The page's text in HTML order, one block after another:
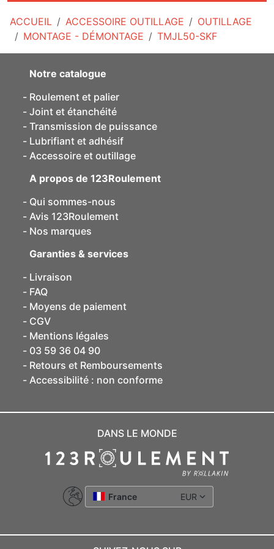
ACCUEIL ACCESSOIRE OUTILLAGE
OUTILLAGE
MONTAGE - DÉMONTAGE
TMJL50-SKF
Notre catalogue
Roulement et palier
Joint et étanchéité
Transmission de puissance
Lubrifiant et adhésif
Accessoire et outillage
A propos de 123Roulement
Qui sommes-nous
Avis 123Roulement
Nos marques
Garanties & services
Livraison
FAQ
Moyens de paiement
CGV
Mentions légales
03 59 36 04 90
Retours et Remboursements
Accessibilité : non conforme
DANS LE MONDE
France EUR